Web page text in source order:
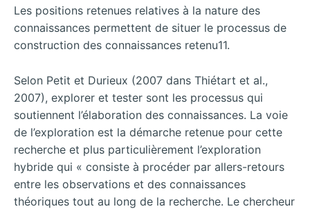
Les positions retenues relatives à la nature des
connaissances permettent de situer le processus de
construction des connaissances retenu11.
Selon Petit et Durieux (2007 dans Thiétart et al.,
2007), explorer et tester sont les processus qui
soutiennent l’élaboration des connaissances. La voie
de l’exploration est la démarche retenue pour cette
recherche et plus particulièrement l’exploration
hybride qui « consiste à procéder par allers-retours
entre les observations et des connaissances
théoriques tout au long de la recherche. Le chercheur